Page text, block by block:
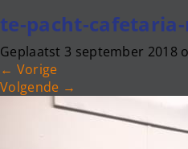
te-pacht-
Geplaatst 3 september 2018
← Vorige
Volgende →